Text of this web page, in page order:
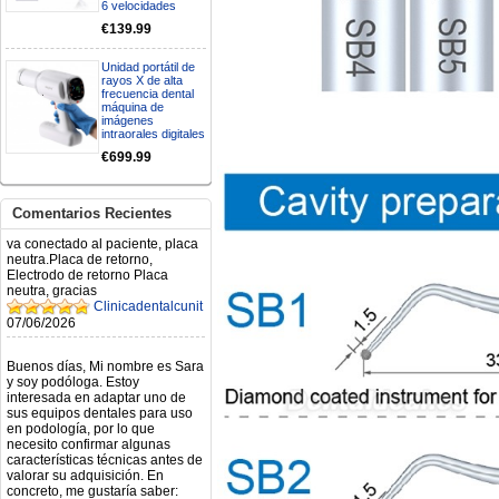
6 velocidades
€139.99
Unidad portátil de
rayos X de alta
frecuencia dental
máquina de
imágenes
intraorales digitales
€699.99
Comentarios Recientes
Mi formulario de pedido: S /
N.2026060712980804 ,
BUENOS DIAS CUANDO
RECIBIRE MI PEDIDO,
GRACIAS
clinicadentalcunit
11/06/2026
Artículo. DDE0032580
electróbisturí, quisiera saber si
tiene una "toma a tierra" lo que
va conectado al paciente, placa
neutra.Placa de retorno,
Electrodo de retorno Placa
neutra, gracias
Clinicadentalcunit
07/06/2026
y soy podóloga. Estoy
interesada en adaptar uno de
sus equipos dentales para uso
en podología, por lo que
necesito confirmar algunas
características técnicas antes de
valorar su adquisición. En
concreto, me gustaría saber:
Revoluciones máximas y